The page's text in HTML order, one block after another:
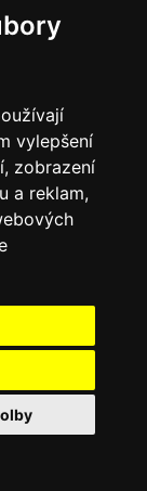
vylepšení
zobrazení
a reklam,